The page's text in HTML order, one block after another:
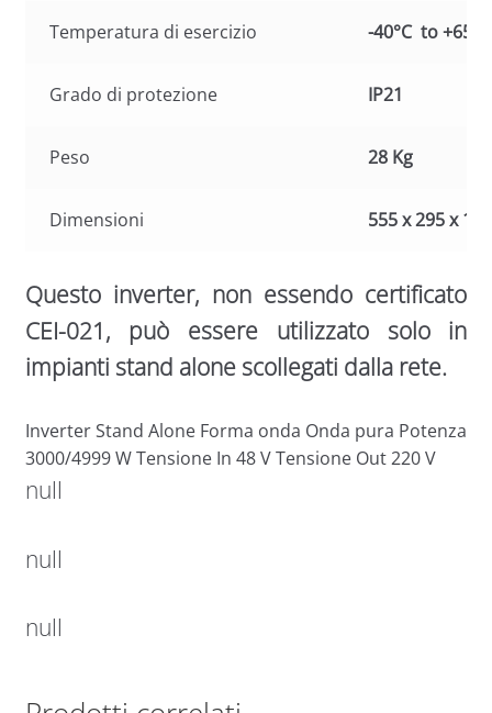
Temperatura di esercizio -40°C to +65°C
Grado di protezione IP21
Peso 28 Kg
Dimensioni 555 x 295 x
Questo inverter, non essendo certificato
CEI-021, può essere utilizzato solo in
impianti stand alone scollegati dalla rete.
Inverter Stand Alone Forma onda Onda pura Potenza
3000/4999 W Tensione In 48 V Tensione Out 220 V
null
null
null